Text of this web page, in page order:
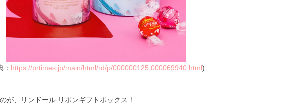
： https://prtimes.jp/main/html/rd/p/000000125.000069940.html)
が、リンドール リボンギフトボックス！